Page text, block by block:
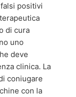
positivi
di cura
uno
deve
clinica. La
coniugare
con la